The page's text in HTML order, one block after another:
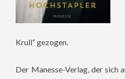
Krull“ gezogen.
Der Manesse-Verlag, der sich